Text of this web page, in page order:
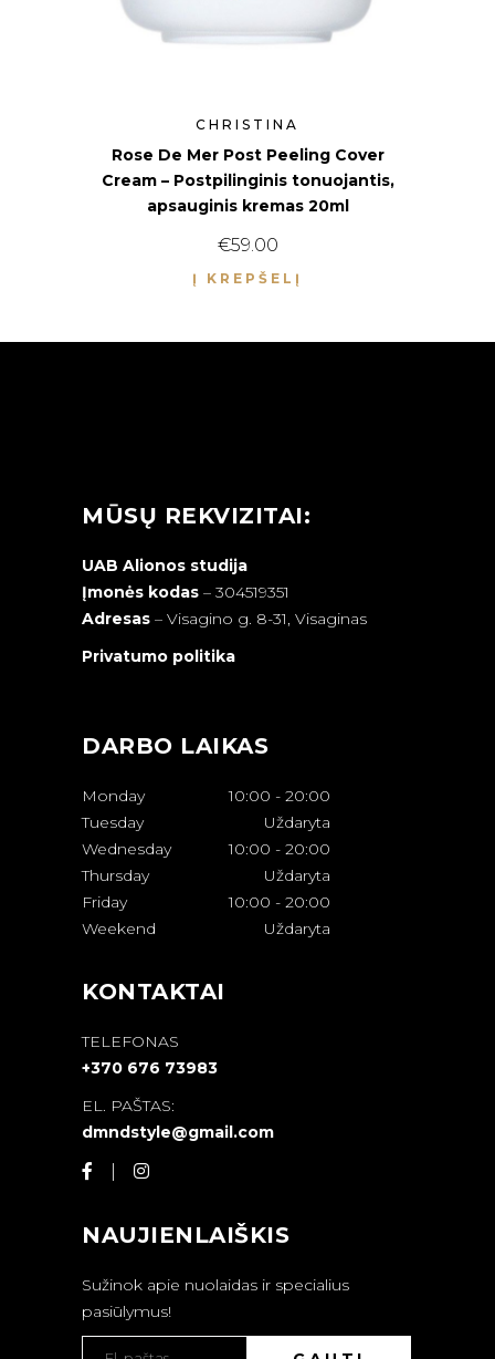
CHRISTINA
Rose De Mer Post Peeling Cover
Cream – Postpilinginis tonuojantis,
apsauginis kremas 20ml
€59.00
Į KREPŠELĮ
MŪSŲ REKVIZITAI:
UAB Alionos studija
Įmonės kodas – 304519351
Adresas – Visagino g. 8-31, Visaginas
Privatumo politika
DARBO LAIKAS
Monday 10:00 - 20:00
Tuesday
Uždaryta
Wednesday
10:00 - 20:00
Thursday
Uždaryta
Friday
10:00 - 20:00
Weekend
Uždaryta
KONTAKTAI
TELEFONAS
+370 676 73983
EL. PAŠTAS:
dmndstyle@gmail.com
NAUJIENLAIŠKIS
Sužinok apie nuolaidas ir specialius
pasiūlymus!